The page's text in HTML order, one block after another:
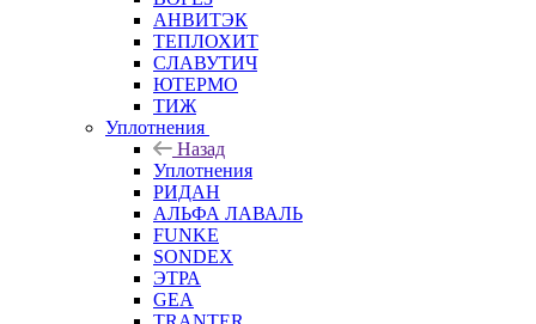
АНВИТЭК
ТЕПЛОХИТ
СЛАВУТИЧ
ЮТЕРМО
ТИЖ
Уплотнения
Назад
Уплотнения
РИДАН
АЛЬФА ЛАВАЛЬ
FUNKE
SONDEX
ЭТРА
GEA